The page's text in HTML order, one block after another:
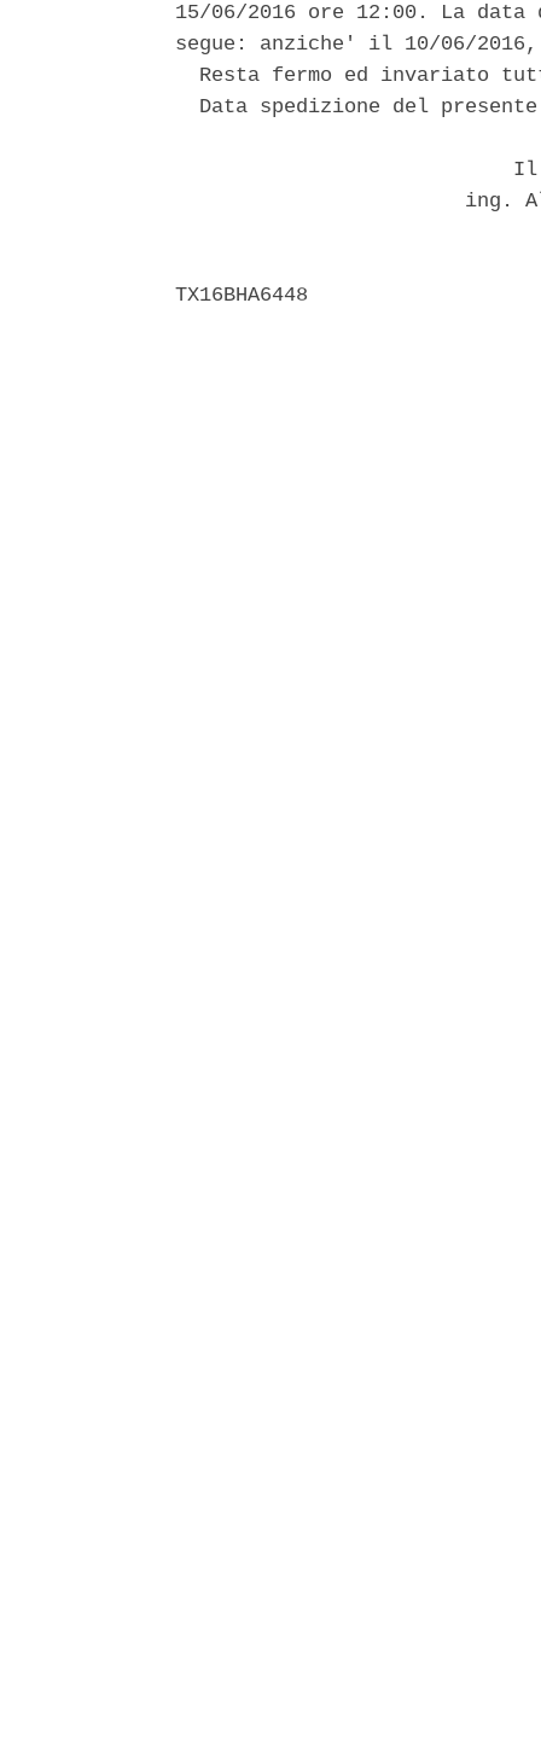
15/06/2016 ore 12:00. La
segue: anziche' il 10/06/
Resta fermo ed invariato
Data spedizione del
ing.